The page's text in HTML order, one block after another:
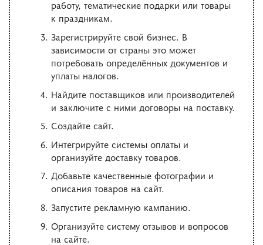
работу, тематические подарки или товары
к праздникам.
Зарегистрируйте свой бизнес. В
зависимости от страны это может
потребовать определённых документов и
уплаты налогов.
Найдите поставщиков или производителей
и заключите с ними договоры на поставку.
Создайте сайт.
Интегрируйте системы оплаты и
организуйте доставку товаров.
Добавьте качественные фотографии и
описания товаров на сайт.
Запустите рекламную кампанию.
Организуйте систему отзывов и вопросов
на сайте.